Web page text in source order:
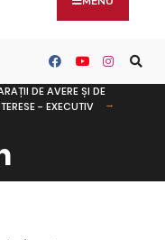
DE AVERE ȘI DE
- EXECUTIV